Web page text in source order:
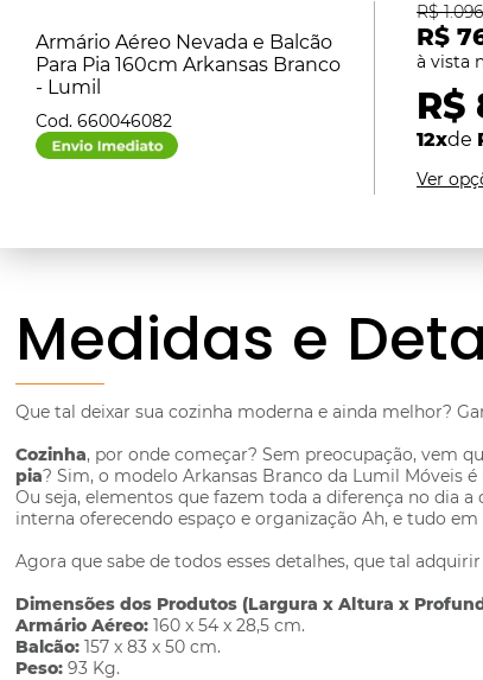
Armário Aéreo Nevada e Balcão
Para Pia 160cm Arkansas Branco
- Lumil
660046082
R$
R$
R$
12xde
Ver
Medidas e
Que tal deixar sua cozinha moderna e ainda melhor?
Cozinha, por onde começar? Sem preocupação, vem
pia? Sim, o modelo Arkansas Branco da Lumil Móveis
Ou seja, elementos que fazem toda a diferença no dia
interna oferecendo espaço e organização Ah, e tudo
Agora que sabe de todos esses detalhes, que tal
Dimensões dos Produtos (Largura x Altura x
Armário Aéreo: 160 x 54 x 28,5 cm.
Balcão: 157 x 83 x 50 cm.
Peso: 93 Kg.